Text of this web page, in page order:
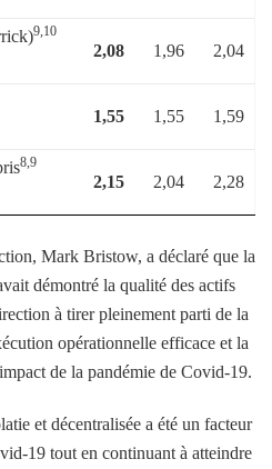
9,10
2,08 1,96 2,04
1,55 1,55 1,59
8,9
2,15 2,04 2,28
Mark Bristow, a déclaré que la
démontré la qualité des actifs
à tirer pleinement parti de la
opérationnelle efficace et la
de la pandémie de Covid-19.
et décentralisée a été un facteur
19 tout en continuant à atteindre